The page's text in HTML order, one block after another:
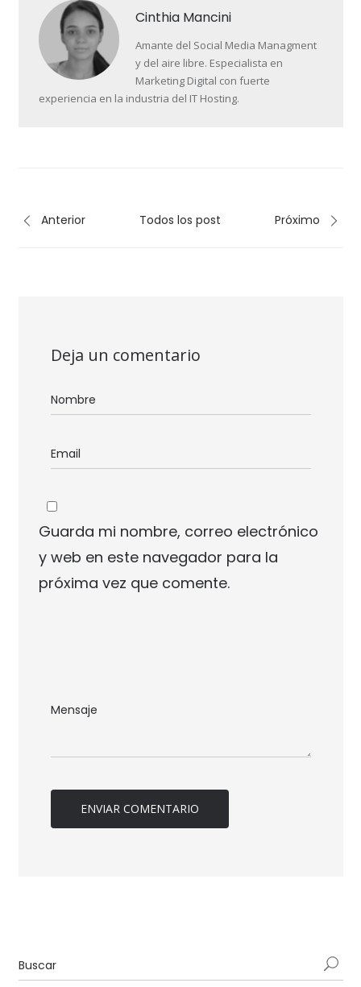
Cinthia Mancini
Amante del Social Media Managment
y del aire libre. Especialista en
Marketing Digital con fuerte
experiencia en la industria del IT Hosting.
Anterior Todos los post Próximo
Deja un comentario
Guarda mi nombre, correo electrónico
y web en este navegador para la
próxima vez que comente.